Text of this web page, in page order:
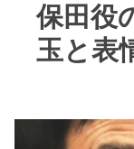
保田役
玉と表